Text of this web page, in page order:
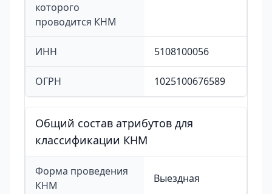
которого
проводится КНМ
ИНН 5108100056
ОГРН 1025100676589
Общий состав атрибутов для
классификации КНМ
Форма проведения
КНМ
Выездная